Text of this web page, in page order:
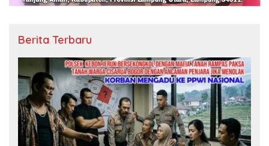
Berita Terbaru